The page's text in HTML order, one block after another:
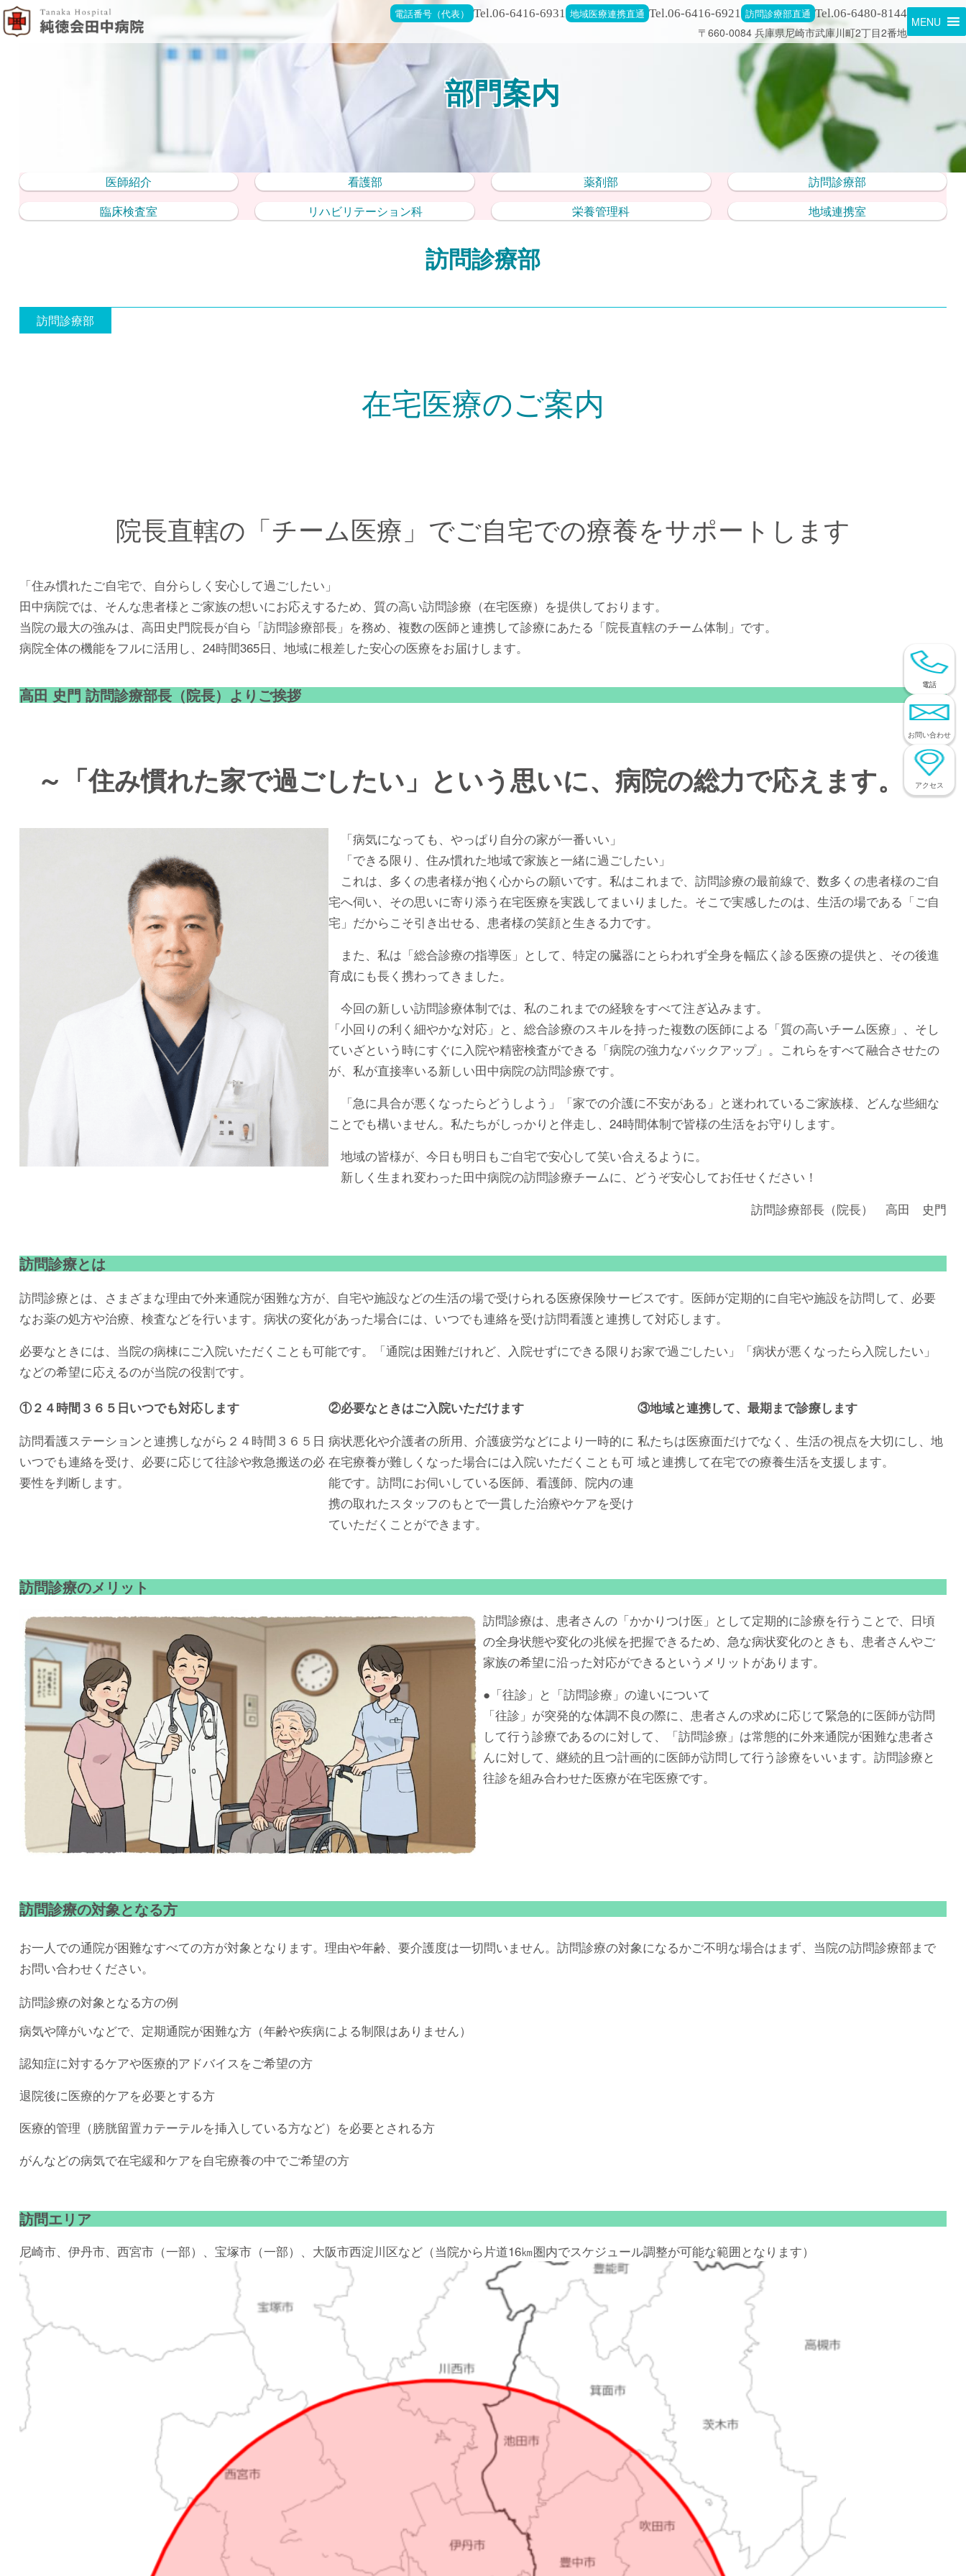
MENU
電話番号（代表） Tel.06-6416-6931 地域医療連携直通 Tel.06-6416-6921 訪問診療部直通 Tel.06-6480-8144
〒660-0084 兵庫県尼崎市武庫川町2丁目2番地
部門案内
医師紹介 看護部 薬剤部
訪問診療部
臨床検査室
リハビリテーション科 栄養管理科 地域連携室
訪問診療部
訪問診療部
在宅医療のご案内
院長直轄の「チーム医療」でご自宅での療養をサポートします
「住み慣れたご自宅で、自分らしく安心して過ごしたい」
田中病院では、そんな患者様とご家族の想いにお応えするため、質の高い訪問診療（在宅医療）を提供しております。
当院の最大の強みは、高田史門院長が自ら「訪問診療部長」を務め、複数の医師と連携して診療にあたる「院長直轄のチーム体制」です。
病院全体の機能をフルに活用し、24時間365日、地域に根差した安心の医療をお届けします。
高田 史門 訪問診療部長（院長）よりご挨拶
～「住み慣れた家で過ごしたい」という思いに、病院の総力で応えます。～
「病気になっても、やっぱり自分の家が一番いい」
「できる限り、住み慣れた地域で家族と一緒に過ごしたい」
これは、多くの患者様が抱く心からの願いです。私はこれまで、訪問診療の最前線で、数多くの患者様のご自
宅へ伺い、その思いに寄り添う在宅医療を実践してまいりました。そこで実感したのは、生活の場である「ご自
宅」だからこそ引き出せる、患者様の笑顔と生きる力です。
また、私は「総合診療の指導医」として、特定の臓器にとらわれず全身を幅広く診る医療の提供と、その後進
育成にも長く携わってきました。
今回の新しい訪問診療体制では、私のこれまでの経験をすべて注ぎ込みます。
「小回りの利く細やかな対応」と、総合診療のスキルを持った複数の医師による「質の高いチーム医療」、そし
ていざという時にすぐに入院や精密検査ができる「病院の強力なバックアップ」。これらをすべて融合させたの
が、私が直接率いる新しい田中病院の訪問診療です。
「急に具合が悪くなったらどうしよう」「家での介護に不安がある」と迷われているご家族様、どんな些細な
ことでも構いません。私たちがしっかりと伴走し、24時間体制で皆様の生活をお守りします。
地域の皆様が、今日も明日もご自宅で安心して笑い合えるように。
新しく生まれ変わった田中病院の訪問診療チームに、どうぞ安心してお任せください！
訪問診療部長（院長） 高田 史門
訪問診療とは
訪問診療とは、さまざまな理由で外来通院が困難な方が、自宅や施設などの生活の場で受けられる医療保険サービスです。医師が定期的に自宅や施設を訪問して、必要
なお薬の処方や治療、検査などを行います。病状の変化があった場合には、いつでも連絡を受け訪問看護と連携して対応します。
必要なときには、当院の病棟にご入院いただくことも可能です。「通院は困難だけれど、入院せずにできる限りお家で過ごしたい」「病状が悪くなったら入院したい」
などの希望に応えるのが当院の役割です。
①２４時間３６５日いつでも対応します
訪問看護ステーションと連携しながら２４時間３６５日
いつでも連絡を受け、必要に応じて往診や救急搬送の必
要性を判断します。
②必要なときはご入院いただけます
病状悪化や介護者の所用、介護疲労などにより一時的に
在宅療養が難しくなった場合には入院いただくことも可
能です。訪問にお伺いしている医師、看護師、院内の連
携の取れたスタッフのもとで一貫した治療やケアを受け
ていただくことができます。
③地域と連携して、最期まで診療します
私たちは医療面だけでなく、生活の視点を大切にし、地
域と連携して在宅での療養生活を支援します。
訪問診療のメリット
訪問診療は、患者さんの「かかりつけ医」として定期的に診療を行うことで、日頃
の全身状態や変化の兆候を把握できるため、急な病状変化のときも、患者さんやご
家族の希望に沿った対応ができるというメリットがあります。
●「往診」と「訪問診療」の違いについて
「往診」が突発的な体調不良の際に、患者さんの求めに応じて緊急的に医師が訪問
して行う診療であるのに対して、「訪問診療」は常態的に外来通院が困難な患者さ
んに対して、継続的且つ計画的に医師が訪問して行う診療をいいます。訪問診療と
往診を組み合わせた医療が在宅医療です。
訪問診療の対象となる方
お一人での通院が困難なすべての方が対象となります。理由や年齢、要介護度は一切問いません。訪問診療の対象になるかご不明な場合はまず、当院の訪問診療部まで
お問い合わせください。
訪問診療の対象となる方の例
病気や障がいなどで、定期通院が困難な方（年齢や疾病による制限はありません）
認知症に対するケアや医療的アドバイスをご希望の方
退院後に医療的ケアを必要とする方
医療的管理（膀胱留置カテーテルを挿入している方など）を必要とされる方
がんなどの病気で在宅緩和ケアを自宅療養の中でご希望の方
訪問エリア
尼崎市、伊丹市、西宮市（一部）、宝塚市（一部）、大阪市西淀川区など（当院から片道16㎞圏内でスケジュール調整が可能な範囲となります）
電話
お問い合わせ
アクセス